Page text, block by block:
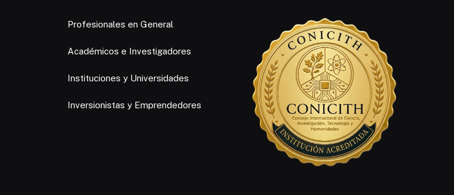
Profesionales en General
Académicos e Investigadores
Instituciones y Universidades
Inversionistas y Emprendedores